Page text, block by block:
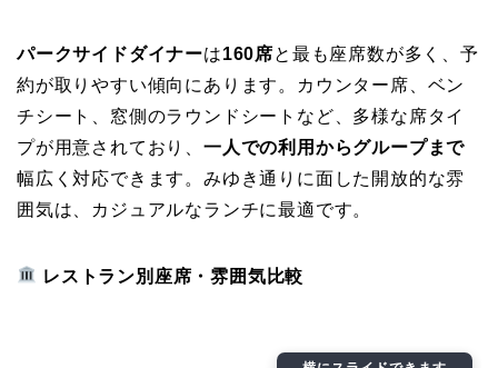
パークサイドダイナーは160席と最も座席数が多く、予
約が取りやすい傾向にあります。カウンター席、ベン
チシート、窓側のラウンドシートなど、多様な席タイ
プが用意されており、 一人での利用からグループまで
幅広く対応できます。みゆき通りに面した開放的な雰
囲気は、カジュアルなランチに最適です。
レストラン別座席・雰囲気比較